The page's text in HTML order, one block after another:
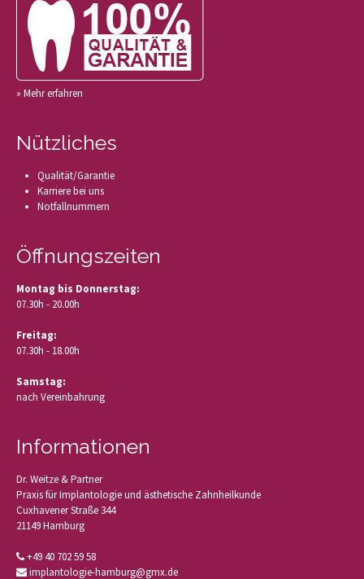
» Mehr erfahren
Nützliches
Qualität/Garantie
Karriere bei uns
Notfallnummern
Öffnungszeiten
Montag bis Donnerstag:
07.30h - 20.00h
Freitag:
07.30h - 18.00h
Samstag:
nach Vereinbahrung
Informationen
Dr. Weitze & Partner
Praxis für Implantologie und ästhetische Zahnheilkunde
Cuxhavener Straße 344
21149 Hamburg
+49 40 702 59 58
implantologie-hamburg@gmx.de